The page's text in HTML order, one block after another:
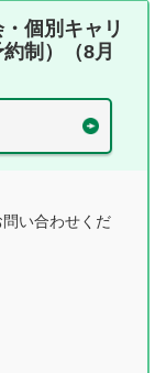
個別キャリ
制）（8月
い合わせくだ